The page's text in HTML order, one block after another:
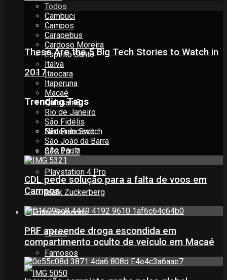
These Are the 5 Big Tech Stories to Watch in
2017
Trending Tags
Nintendo Switch
CES 2017
Playstation 4 Pro
Mark Zuckerberg
Entretenimento
Todos
Famosos
Todos
Cambuci
Campos
Carapebus
Cardoso Moreira
Espírito Santo
Italva
Itaocara
Itaperuna
Macaé
Quissamã
Rio de Janeiro
São Fidélis
São Francisco
São João da Barra
São Paulo
CDL pede solução para a falta de voos em
Campos
PRF apreende droga escondida em
compartimento oculto de veículo em Macaé